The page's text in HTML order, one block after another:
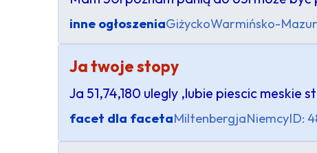
inne ogłoszeniaGiżyckoWarmińsko-
Ja twoje stopy
Ja 51,74,180 ulegly ,lubie piescic meskie
facet dla facetaMiltenbergjaNiemcyID: